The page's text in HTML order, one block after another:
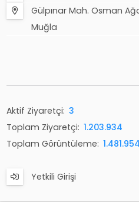
Gülpınar Mah. Osman
Muğla
Aktif Ziyaretçi: 3
Toplam Ziyaretçi: 1.203.934
Toplam Görüntüleme: 1.481.954
Yetkili Girişi